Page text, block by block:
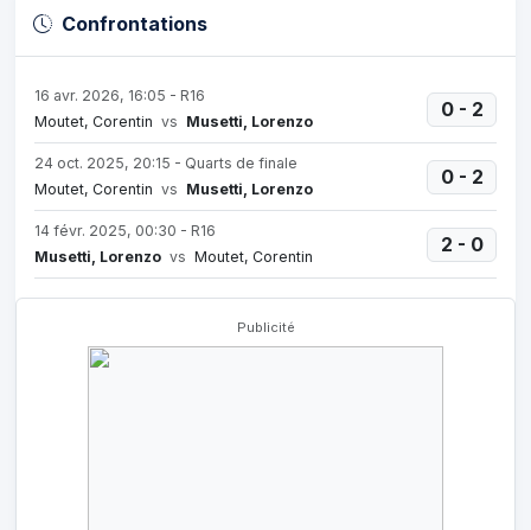
Confrontations
16 avr. 2026, 16:05 - R16
Moutet, Corentin vs Musetti, Lorenzo
0 - 2
24 oct. 2025, 20:15 - Quarts de finale
Moutet, Corentin vs Musetti, Lorenzo
0 - 2
14 févr. 2025, 00:30 - R16
Musetti, Lorenzo vs Moutet, Corentin
2 - 0
Publicité